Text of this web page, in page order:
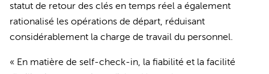
statut de retour des clés en temps réel a également
rationalisé les opérations de départ, réduisant
considérablement la charge de travail du personnel.
« En matière de self-check-in, la fiabilité et la facilité